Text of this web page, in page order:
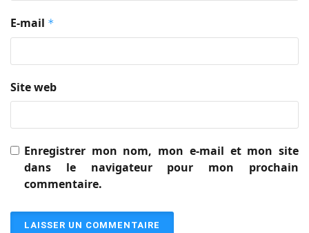
E-mail *
Site web
Enregistrer mon nom, mon e-mail et mon site
dans le navigateur pour mon prochain
commentaire.